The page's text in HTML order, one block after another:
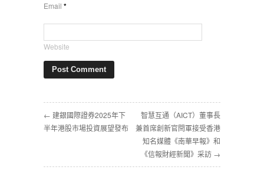
Email *
Website
← 建銀國際證券2025年下
半年港股市場投資展望發布
智慧互通（AICT）董事長
兼首席創新官閆軍接受香港
知名媒體《南華早報》和
《信報財經新聞》采訪 →